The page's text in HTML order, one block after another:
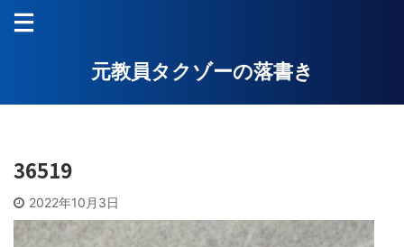
元教員タクゾーの落書き
36519
2022年10月3日